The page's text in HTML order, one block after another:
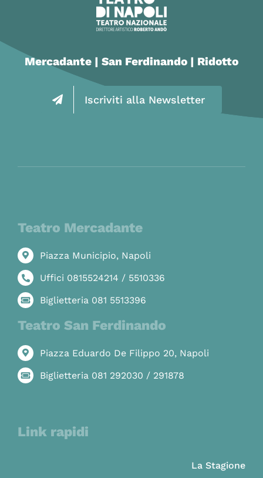
Mercadante | San Ferdinando | Ridotto
Iscriviti alla Newsletter
Teatro Mercadante
Piazza Municipio, Napoli
Uffici 0815524214 / 5510336
Biglietteria 081 5513396
Teatro San Ferdinando
Piazza Eduardo De Filippo 20, Napoli
Biglietteria 081 292030 / 291878
Link rapidi
La Stagione